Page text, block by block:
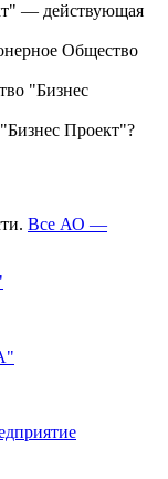
— действующая
Общество
"Бизнес
Проект"?
Все АО —